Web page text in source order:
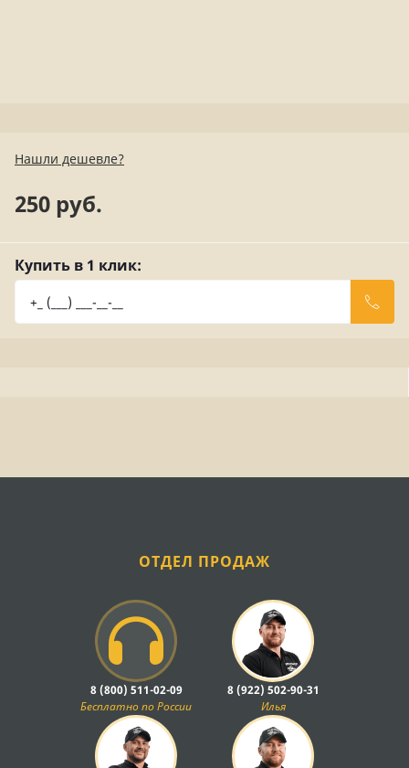
Нашли дешевле?
250 руб.
Купить в 1 клик:
ОТДЕЛ ПРОДАЖ
8 (800) 511-02-09
Бесплатно по России
8 (922) 502-90-31
Илья